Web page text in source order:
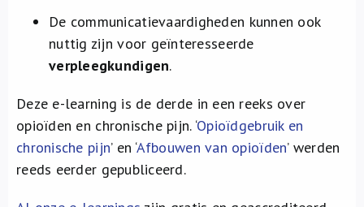
De communicatievaardigheden kunnen ook
nuttig zijn voor geïnteresseerde
verpleegkundigen.
Deze e-learning is de derde in een reeks over
opioïden en chronische pijn. ‘Opioïdgebruik en
chronische pijn’ en ‘Afbouwen van opioïden’ werden
reeds eerder gepubliceerd.